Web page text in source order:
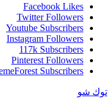
Facebook Likes
Twitter Followers
Youtube Subscribers
Instagram Followers
117k Subscribers
Pinterest Followers
Subscribers
توك شو